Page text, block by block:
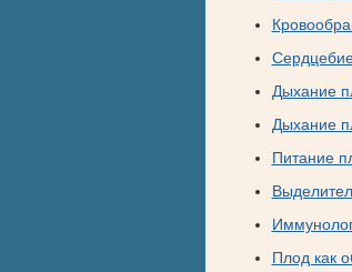
Дыхание
Дыхание
Питание
Плод как